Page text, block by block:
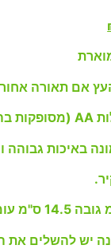
אם תאורה
באיכות גבוהה
יש להשלים את